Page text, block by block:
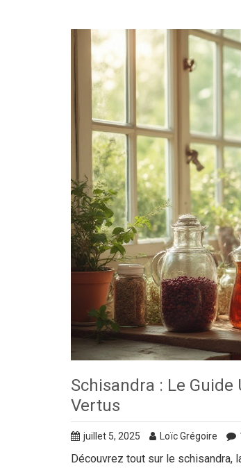
Schisandra : Le
Vertus
juillet 5, 2025 Loïc Grégoire
Découvrez tout sur le schisandra,